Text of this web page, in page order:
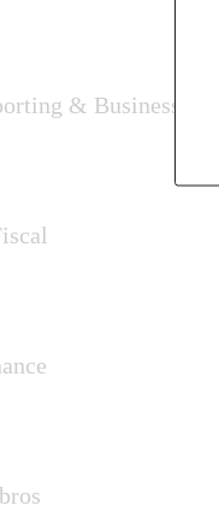
& Business